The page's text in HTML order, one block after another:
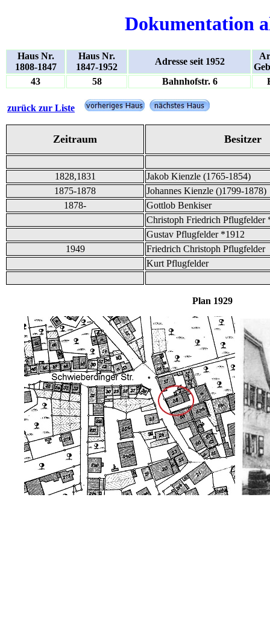
Dokumentation
Haus Nr.
1808-1847
Haus Nr.
1847-1952
Adresse seit 1952
43
58 Bahnhofstr. 6
zurück zur Liste
Zeitraum Besitzer
1828,1831
Jakob Kienzle (1765-1854)
1875-1878
Johannes Kienzle ()1799-1878)
1878-
Gottlob Benkiser
Christoph Friedrich Pflugfelder
Gustav Pflugfelder *1912
1949
Friedrich Christoph Pflugfelder
Kurt Pflugfelder
Plan